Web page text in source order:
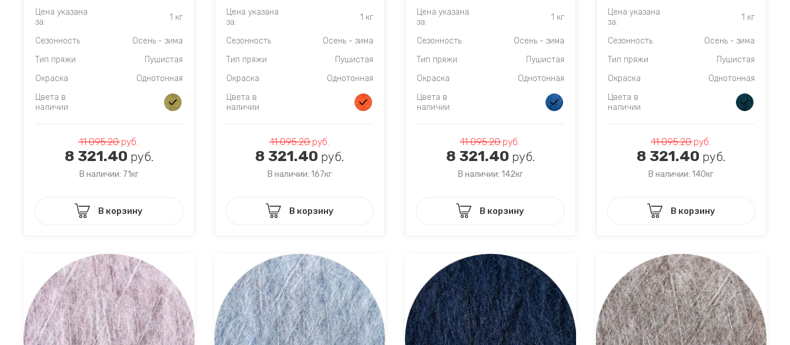
Цена указана
за:
1 кг
Сезонность
Осень - зима
Тип пряжи
Пушистая
Окраска
Однотонная
Цвета в
наличии
11 095.20руб.
8 321.40 руб.
В наличии: 71кг
В корзину
Цена указана
за:
1 кг
Сезонность
Осень - зима
Тип пряжи
Пушистая
Окраска
Однотонная
Цвета в
наличии
11 095.20руб.
8 321.40 руб.
В наличии: 167кг
В корзину
Цена указана
за:
1 кг
Сезонность
Осень - зима
Тип пряжи
Пушистая
Окраска
Однотонная
Цвета в
наличии
11 095.20руб.
8 321.40 руб.
В наличии: 142кг
В корзину
Цена указана
за:
1 кг
Сезонность
Осень - зима
Тип пряжи
Пушистая
Окраска
Однотонная
Цвета в
наличии
11 095.20руб.
8 321.40 руб.
В наличии: 140кг
В корзину